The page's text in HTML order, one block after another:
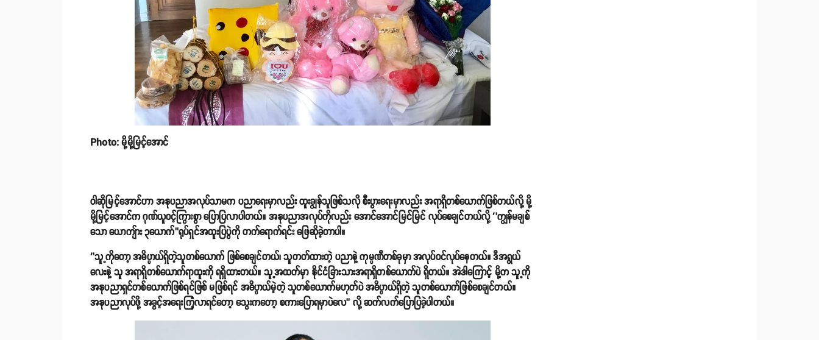
Photo: မို့မို့မြင့်အောင်
ဝါဆိုမြင့်အောင်ဟာ အနုပညာအလုပ်သာမက ပညာရေးမှာလည်း ထူးချွန်သူဖြစ်သလို စီးပွားရေးမှာလည်း အရာရှိတစ်ယောက်ဖြစ်တယ်လို့ မို့
မို့မြင့်အောင်က ဂုဏ်ယူဝင့်ကြွားစွာ ပြောပြလာပါတယ်။ အနုပညာအလုပ်ကိုလည်း အောင်အောင်မြင်မြင် လုပ်စေချင်တယ်လို့ ‘’ကျွန်မချစ်
သော ယောကျ်ား ၃ယောက်’’ရုပ်ရှင်အထူးပြပွဲကို တက်ရောက်ရင်း ဖြေဆိုခဲ့တာပါ။
‘’သူ့ကိုတော့ အဓိပ္ပာယ်ရှိတဲ့သူတစ်ယောက် ဖြစ်စေချင်တယ်၊ သူတတ်ထားတဲ့ ပညာနဲ့ ကုမ္ပဏီတစ်ခုမှာ အလုပ်ဝင်လုပ်နေတယ်။ ဒီအရွယ်
လေးနဲ့ သူ အရာရှိတစ်ယောက်ရာထူးကို ရရှိထားတယ်။ သူ့အထက်မှာ နိုင်ငံခြားသားအရာရှိတစ်ယောက်ပဲ ရှိတယ်။ အဲဒါကြောင့် မို့က သူ့ကို
အနုပညာရှင်တစ်ယောက်ဖြစ်ရင်ဖြစ် မဖြစ်ရင် အဓိပ္ပာယ်မဲ့တဲ့ သူတစ်ယောက်မဟုတ်ပဲ အဓိပ္ပာယ်ရှိတဲ့ သူတစ်ယောက်ဖြစ်စေချင်တယ်။
အနုပညာလုပ်ဖို့ အခွင့်အရေးကြုံလာရင်တော့ သွေးကတော့ စကားပြောရမှာပဲလေ’’ လို့ ဆက်လက်ပြောပြခဲ့ပါတယ်။